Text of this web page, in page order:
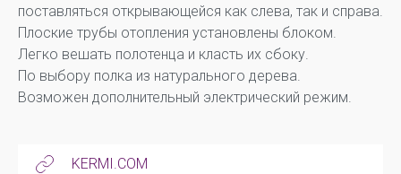
поставляться открывающейся как слева, так и справа.
Плоские трубы отопления установлены блоком.
Легко вешать полотенца и класть их сбоку.
По выбору полка из натурального дерева.
Возможен дополнительный электрический режим.
KERMI.COM